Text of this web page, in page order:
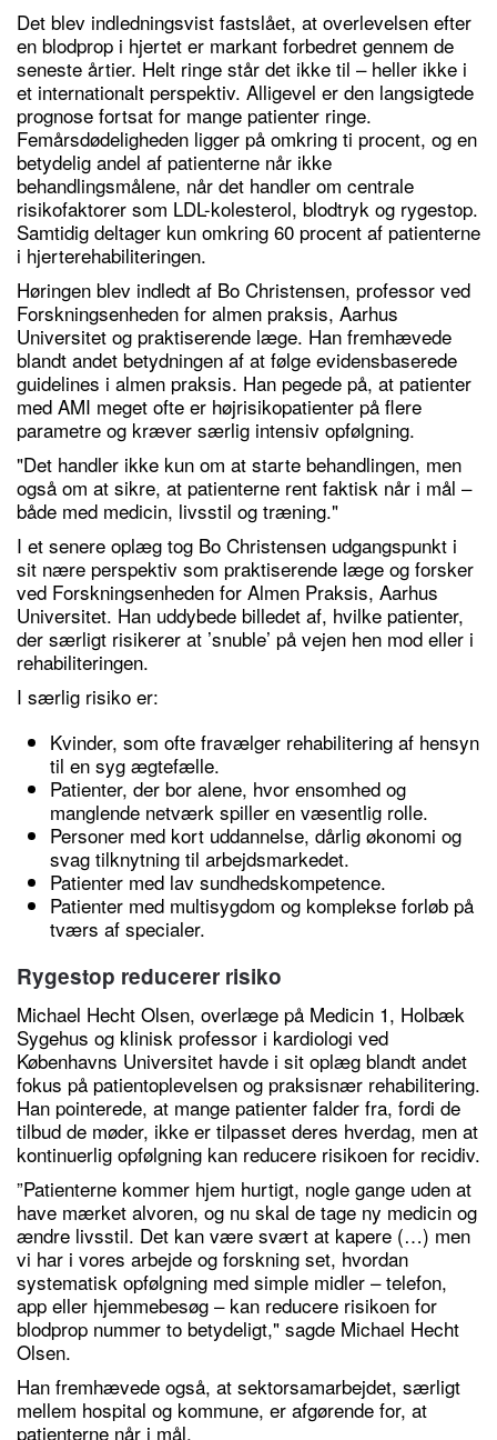
Det blev indledningsvist fastslået, at overlevelsen efter
en blodprop i hjertet er markant forbedret gennem de
seneste årtier. Helt ringe står det ikke til – heller ikke i
et internationalt perspektiv. Alligevel er den langsigtede
prognose fortsat for mange patienter ringe.
Femårsdødeligheden ligger på omkring ti procent, og en
betydelig andel af patienterne når ikke
behandlingsmålene, når det handler om centrale
risikofaktorer som LDL-kolesterol, blodtryk og rygestop.
Samtidig deltager kun omkring 60 procent af patienterne
i hjerterehabiliteringen.
Høringen blev indledt af Bo Christensen, professor ved
Forskningsenheden for almen praksis, Aarhus
Universitet og praktiserende læge. Han fremhævede
blandt andet betydningen af at følge evidensbaserede
guidelines i almen praksis. Han pegede på, at patienter
med AMI meget ofte er højrisikopatienter på flere
parametre og kræver særlig intensiv opfølgning.
"Det handler ikke kun om at starte behandlingen, men
også om at sikre, at patienterne rent faktisk når i mål –
både med medicin, livsstil og træning."
I et senere oplæg tog Bo Christensen udgangspunkt i
sit nære perspektiv som praktiserende læge og forsker
ved Forskningsenheden for Almen Praksis, Aarhus
Universitet. Han uddybede billedet af, hvilke patienter,
der særligt risikerer at ’snuble’ på vejen hen mod eller i
rehabiliteringen.
I særlig risiko er:
Kvinder, som ofte fravælger rehabilitering af hensyn
til en syg ægtefælle.
Patienter, der bor alene, hvor ensomhed og
manglende netværk spiller en væsentlig rolle.
Personer med kort uddannelse, dårlig økonomi og
svag tilknytning til arbejdsmarkedet.
Patienter med lav sundhedskompetence.
Patienter med multisygdom og komplekse forløb på
tværs af specialer.
Rygestop reducerer risiko
Michael Hecht Olsen, overlæge på Medicin 1, Holbæk
Sygehus og klinisk professor i kardiologi ved
Københavns Universitet havde i sit oplæg blandt andet
fokus på patientoplevelsen og praksisnær rehabilitering.
Han pointerede, at mange patienter falder fra, fordi de
tilbud de møder, ikke er tilpasset deres hverdag, men at
kontinuerlig opfølgning kan reducere risikoen for recidiv.
”Patienterne kommer hjem hurtigt, nogle gange uden at
have mærket alvoren, og nu skal de tage ny medicin og
ændre livsstil. Det kan være svært at kapere (…) men
vi har i vores arbejde og forskning set, hvordan
systematisk opfølgning med simple midler – telefon,
app eller hjemmebesøg – kan reducere risikoen for
blodprop nummer to betydeligt," sagde Michael Hecht
Olsen.
Han fremhævede også, at sektorsamarbejdet, særligt
mellem hospital og kommune, er afgørende for, at
patienterne når i mål.